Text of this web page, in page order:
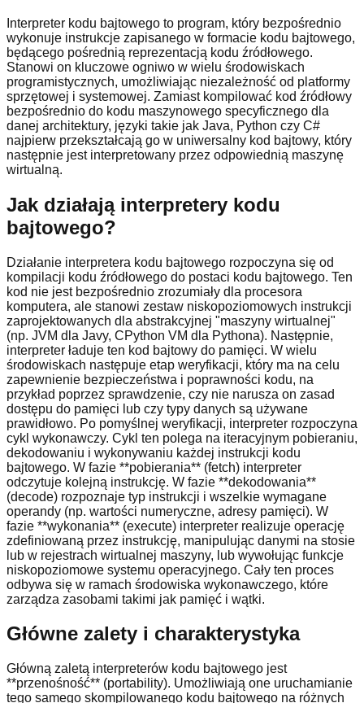
Interpreter kodu bajtowego to program, który bezpośrednio
wykonuje instrukcje zapisanego w formacie kodu bajtowego,
będącego pośrednią reprezentacją kodu źródłowego.
Stanowi on kluczowe ogniwo w wielu środowiskach
programistycznych, umożliwiając niezależność od platformy
sprzętowej i systemowej. Zamiast kompilować kod źródłowy
bezpośrednio do kodu maszynowego specyficznego dla
danej architektury, języki takie jak Java, Python czy C#
najpierw przekształcają go w uniwersalny kod bajtowy, który
następnie jest interpretowany przez odpowiednią maszynę
wirtualną.
Jak działają interpretery kodu
bajtowego?
Działanie interpretera kodu bajtowego rozpoczyna się od
kompilacji kodu źródłowego do postaci kodu bajtowego. Ten
kod nie jest bezpośrednio zrozumiały dla procesora
komputera, ale stanowi zestaw niskopoziomowych instrukcji
zaprojektowanych dla abstrakcyjnej "maszyny wirtualnej"
(np. JVM dla Javy, CPython VM dla Pythona). Następnie,
interpreter ładuje ten kod bajtowy do pamięci. W wielu
środowiskach następuje etap weryfikacji, który ma na celu
zapewnienie bezpieczeństwa i poprawności kodu, na
przykład poprzez sprawdzenie, czy nie narusza on zasad
dostępu do pamięci lub czy typy danych są używane
prawidłowo. Po pomyślnej weryfikacji, interpreter rozpoczyna
cykl wykonawczy. Cykl ten polega na iteracyjnym pobieraniu,
dekodowaniu i wykonywaniu każdej instrukcji kodu
bajtowego. W fazie **pobierania** (fetch) interpreter
odczytuje kolejną instrukcję. W fazie **dekodowania**
(decode) rozpoznaje typ instrukcji i wszelkie wymagane
operandy (np. wartości numeryczne, adresy pamięci). W
fazie **wykonania** (execute) interpreter realizuje operację
zdefiniowaną przez instrukcję, manipulując danymi na stosie
lub w rejestrach wirtualnej maszyny, lub wywołując funkcje
niskopoziomowe systemu operacyjnego. Cały ten proces
odbywa się w ramach środowiska wykonawczego, które
zarządza zasobami takimi jak pamięć i wątki.
Główne zalety i charakterystyka
Główną zaletą interpreterów kodu bajtowego jest
**przenośność** (portability). Umożliwiają one uruchamianie
tego samego skompilowanego kodu bajtowego na różnych